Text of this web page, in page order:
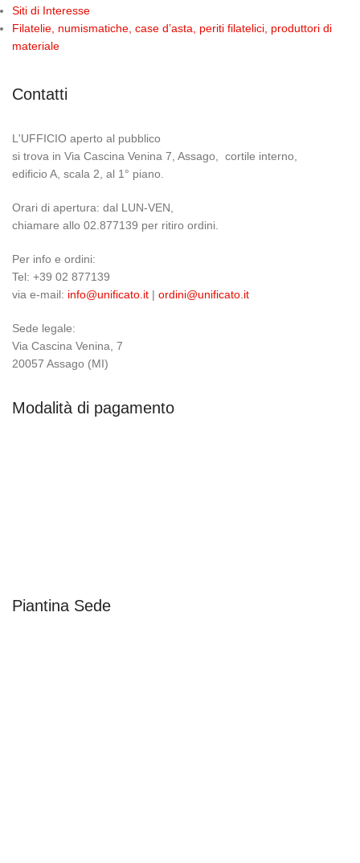
Siti di Interesse
Filatelie, numismatiche, case d’asta, periti filatelici, produttori di
materiale
Contatti
L'UFFICIO aperto al pubblico
si trova in Via Cascina Venina 7, Assago, cortile interno,
edificio A, scala 2, al 1° piano.
Orari di apertura: dal LUN-VEN,
chiamare allo 02.877139 per ritiro ordini.
Per info e ordini:
Tel: +39 02 877139
via e-mail: info@unificato.it | ordini@unificato.it
Sede legale:
Via Cascina Venina, 7
20057 Assago (MI)
Modalità di pagamento
Piantina Sede